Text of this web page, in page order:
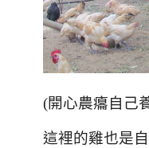
(開心農癟自己
這裡的雞也是